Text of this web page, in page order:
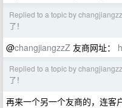
Replied to a topic by
了！
@changjiangzzZ 友商网址：
Replied to a topic by
了！
再来一个另一个友商的，连客